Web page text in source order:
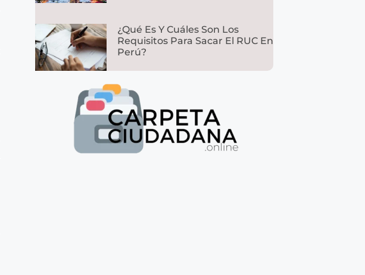
¿Qué Es Y Cuáles Son Los
Requisitos Para Sacar El RUC En
Perú?